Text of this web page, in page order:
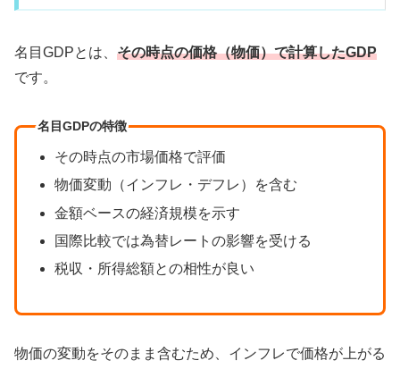
名目GDPとは、 その時点の価格（物価）で計算したGDP
です。
名目GDPの特徴
その時点の市場価格で評価
物価変動（インフレ・デフレ）を含む
金額ベースの経済規模を示す
国際比較では為替レートの影響を受ける
税収・所得総額との相性が良い
物価の変動をそのまま含むため、インフレで価格が上がる